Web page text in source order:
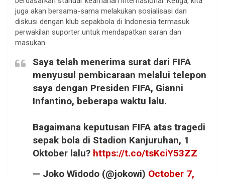
juga akan bersama-sama melakukan sosialisasi dan
diskusi dengan klub sepakbola di Indonesia termasuk
perwakilan suporter untuk mendapatkan saran dan
masukan.
Saya telah menerima surat dari FIFA
menyusul pembicaraan melalui telepon
saya dengan Presiden FIFA, Gianni
Infantino, beberapa waktu lalu.
Bagaimana keputusan FIFA atas tragedi
sepak bola di Stadion Kanjuruhan, 1
Oktober lalu? https://t.co/tsKciY53ZZ
— Joko Widodo (@jokowi) October 7,